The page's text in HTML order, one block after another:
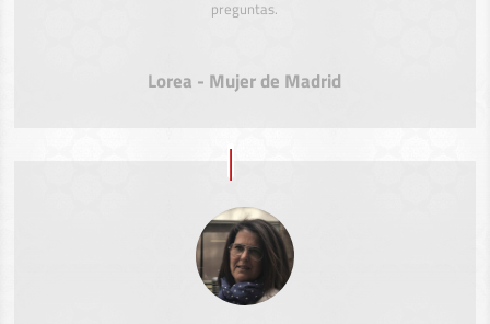
preguntas.
Lorea - Mujer de Madrid